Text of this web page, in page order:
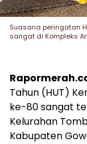
Suasana peringatan
sangat di Kompleks
Tahun (HUT)
ke-80 sangat
Kelurahan
Kabupaten